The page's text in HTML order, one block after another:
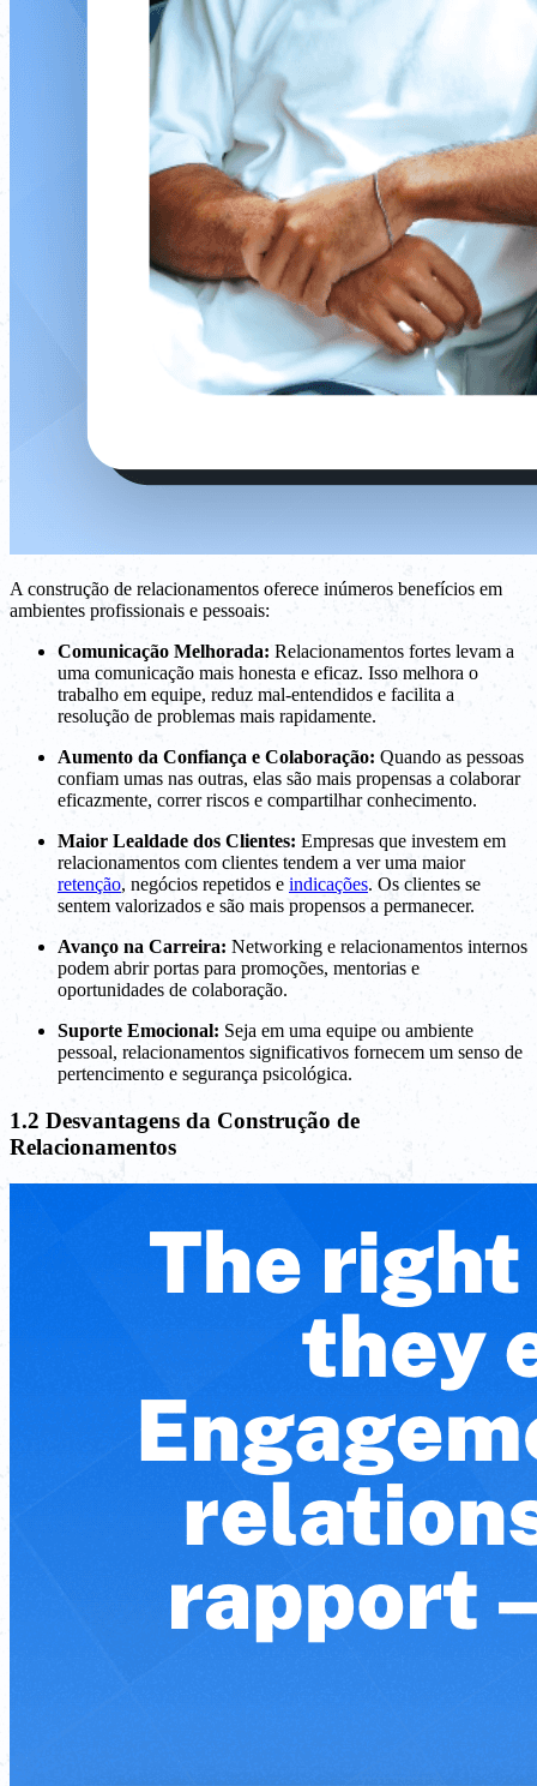
A construção de relacionamentos oferece inúmeros benefícios em
ambientes profissionais e pessoais:
Comunicação Melhorada: Relacionamentos fortes levam a
uma comunicação mais honesta e eficaz. Isso melhora o
trabalho em equipe, reduz mal-entendidos e facilita a
resolução de problemas mais rapidamente.
Aumento da Confiança e Colaboração: Quando as pessoas
confiam umas nas outras, elas são mais propensas a colaborar
eficazmente, correr riscos e compartilhar conhecimento.
Maior Lealdade dos Clientes: Empresas que investem em
relacionamentos com clientes tendem a ver uma maior
retenção, negócios repetidos e indicações. Os clientes se
sentem valorizados e são mais propensos a permanecer.
Avanço na Carreira: Networking e relacionamentos internos
podem abrir portas para promoções, mentorias e
oportunidades de colaboração.
Suporte Emocional: Seja em uma equipe ou ambiente
pessoal, relacionamentos significativos fornecem um senso de
pertencimento e segurança psicológica.
1.2 Desvantagens da Construção de
Relacionamentos